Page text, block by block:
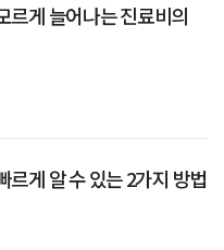
르게 늘어나는 진료비의
르게 알 수 있는 2가지 방법